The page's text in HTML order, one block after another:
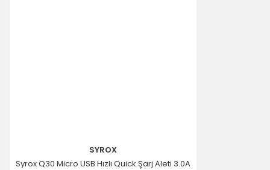
SYROX
Syrox Q30 Micro USB Hızlı Quick Şarj Aleti 3.0A